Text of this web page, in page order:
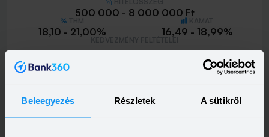
Beleegyezés Részletek A sütikről
500 000 - 8 000 000 Ft
18,10 - 21,00% 16,49 - 18,99%
Minimum munkaviszony:
3 hónap
214 662 Ft
Visszahívást szeretnék